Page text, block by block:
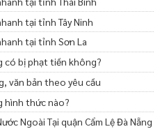
tại tỉnh Tây Ninh
tại tỉnh Sơn La
có bị phạt tiền không?
văn bản theo yêu cầu
hình thức nào?
Ngoài Tại quận Cẩm Lệ Đà Nẵng